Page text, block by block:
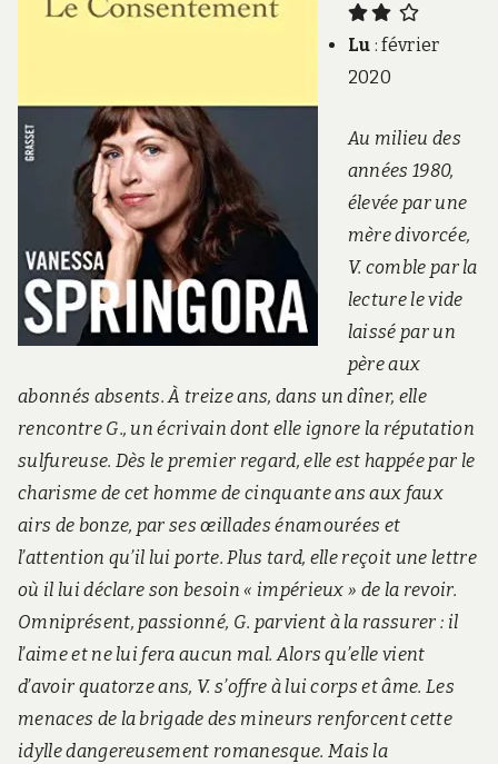
Lu : février
2020
Au milieu des
années 1980,
élevée par une
mère divorcée,
V. comble par la
lecture le vide
laissé par un
père aux
abonnés absents. À treize ans, dans un dîner, elle
rencontre G., un écrivain dont elle ignore la réputation
sulfureuse. Dès le premier regard, elle est happée par le
charisme de cet homme de cinquante ans aux faux
airs de bonze, par ses œillades énamourées et
l’attention qu’il lui porte. Plus tard, elle reçoit une lettre
où il lui déclare son besoin « impérieux » de la revoir.
Omniprésent, passionné, G. parvient à la rassurer : il
l’aime et ne lui fera aucun mal. Alors qu’elle vient
d’avoir quatorze ans, V. s’offre à lui corps et âme. Les
menaces de la brigade des mineurs renforcent cette
idylle dangereusement romanesque. Mais la